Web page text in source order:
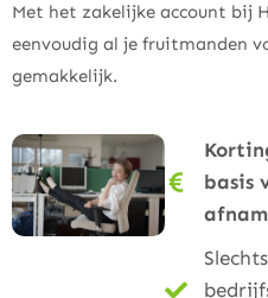
Met het zakelijke account bij
eenvoudig al je fruitmanden
gemakkelijk.
basis